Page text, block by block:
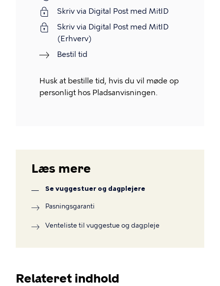
Skriv via Digital Post med MitID
Skriv via Digital Post med MitID
(Erhverv)
Bestil tid
Husk at bestille tid, hvis du vil møde op
personligt hos Pladsanvisningen.
Læs mere
Se vuggestuer og dagplejere
Pasningsgaranti
Venteliste til vuggestue og dagpleje
Relateret indhold